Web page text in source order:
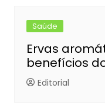
Saúde
Ervas
benefícios
Editorial